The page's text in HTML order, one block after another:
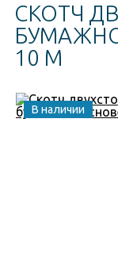
СКОТЧ
10 М
В наличии